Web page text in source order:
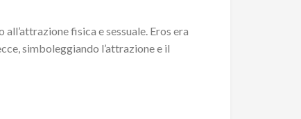
fisica e sessuale. Eros era
simboleggiando l’attrazione e il